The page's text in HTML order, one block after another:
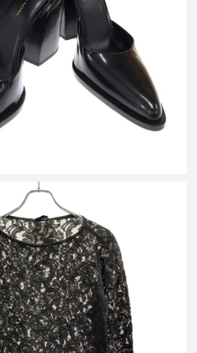
WW232 940 H95
買取金額19,000円
詳しく見る
フラワーレース ロングスリーブカッ
トソー
詳しく見る